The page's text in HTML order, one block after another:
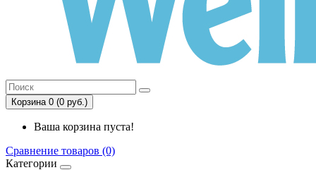
Корзина 0 (0 руб.)
Ваша корзина пуста!
Сравнение товаров (0)
Категории